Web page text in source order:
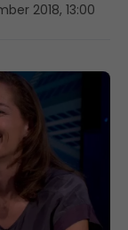
2018, 13:00